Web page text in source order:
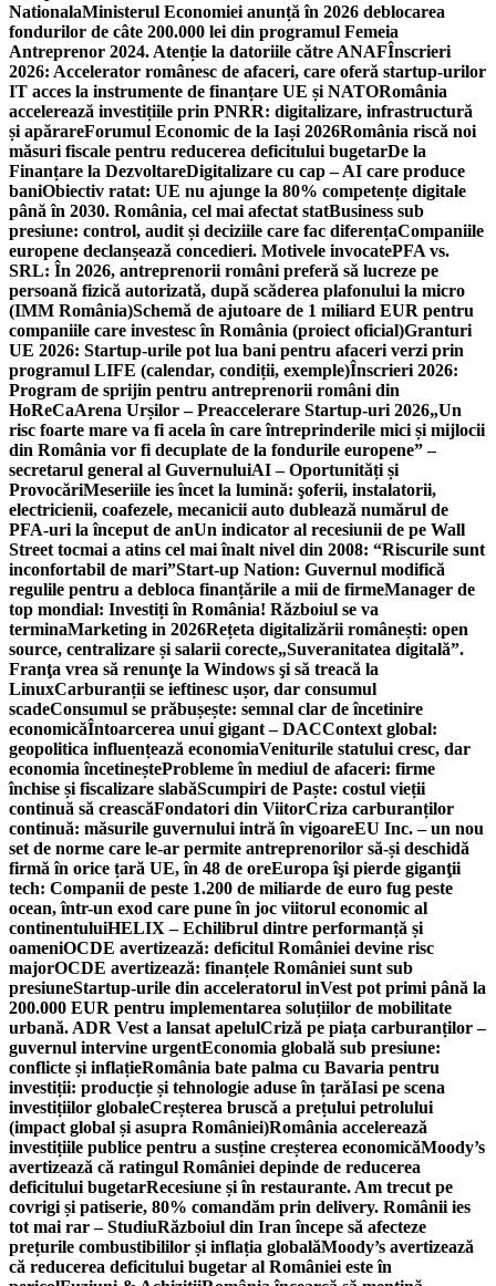
NationalaMinisterul Economiei anunță în 2026 deblocarea
fondurilor de câte 200.000 lei din programul Femeia
Antreprenor 2024. Atenție la datoriile către ANAFÎnscrieri
2026: Accelerator românesc de afaceri, care oferă startup-urilor
IT acces la instrumente de finanțare UE și NATORomânia
accelerează investițiile prin PNRR: digitalizare, infrastructură
și apărareForumul Economic de la Iași 2026România riscă noi
măsuri fiscale pentru reducerea deficitului bugetarDe la
Finanțare la DezvoltareDigitalizare cu cap – AI care produce
baniObiectiv ratat: UE nu ajunge la 80% competențe digitale
până în 2030. România, cel mai afectat statBusiness sub
presiune: control, audit și deciziile care fac diferențaCompaniile
europene declanșează concedieri. Motivele invocatePFA vs.
SRL: În 2026, antreprenorii români preferă să lucreze pe
persoană fizică autorizată, după scăderea plafonului la micro
(IMM România)Schemă de ajutoare de 1 miliard EUR pentru
companiile care investesc în România (proiect oficial)Granturi
UE 2026: Startup-urile pot lua bani pentru afaceri verzi prin
programul LIFE (calendar, condiții, exemple)Înscrieri 2026:
Program de sprijin pentru antreprenorii români din
HoReCaArena Urșilor – Preaccelerare Startup-uri 2026„Un
risc foarte mare va fi acela în care întreprinderile mici și mijlocii
din România vor fi decuplate de la fondurile europene” –
secretarul general al GuvernuluiAI – Oportunități și
ProvocăriMeseriile ies încet la lumină: şoferii, instalatorii,
electricienii, coafezele, mecanicii auto dublează numărul de
PFA-uri la început de anUn indicator al recesiunii de pe Wall
Street tocmai a atins cel mai înalt nivel din 2008: “Riscurile sunt
inconfortabil de mari”Start-up Nation: Guvernul modifică
regulile pentru a debloca finanțările a mii de firmeManager de
top mondial: Investiți în România! Războiul se va
terminaMarketing in 2026Rețeta digitalizării românești: open
source, centralizare și salarii corecte„Suveranitatea digitală”.
Franţa vrea să renunţe la Windows şi să treacă la
LinuxCarburanții se ieftinesc ușor, dar consumul
scadeConsumul se prăbușește: semnal clar de încetinire
economicăÎntoarcerea unui gigant – DACContext global:
geopolitica influențează economiaVeniturile statului cresc, dar
economia încetineșteProbleme în mediul de afaceri: firme
închise și fiscalizare slabăScumpiri de Paște: costul vieții
continuă să creascăFondatori din ViitorCriza carburanților
continuă: măsurile guvernului intră în vigoareEU Inc. – un nou
set de norme care le-ar permite antreprenorilor să-și deschidă
firmă în orice țară UE, în 48 de oreEuropa îşi pierde giganţii
tech: Companii de peste 1.200 de miliarde de euro fug peste
ocean, într-un exod care pune în joc viitorul economic al
continentuluiHELIX – Echilibrul dintre performanță și
oameniOCDE avertizează: deficitul României devine risc
majorOCDE avertizează: finanțele României sunt sub
presiuneStartup-urile din acceleratorul inVest pot primi până la
200.000 EUR pentru implementarea soluțiilor de mobilitate
urbană. ADR Vest a lansat apelulCriză pe piața carburanților –
guvernul intervine urgentEconomia globală sub presiune:
conflicte și inflațieRomânia bate palma cu Bavaria pentru
investiții: producție și tehnologie aduse în țarăIasi pe scena
investițiilor globaleCreșterea bruscă a prețului petrolului
(impact global și asupra României)România accelerează
investițiile publice pentru a susține creșterea economicăMoody’s
avertizează că ratingul României depinde de reducerea
deficitului bugetarRecesiune și în restaurante. Am trecut pe
covrigi și patiserie, 80% comandăm prin delivery. Românii ies
tot mai rar – StudiuRăzboiul din Iran începe să afecteze
prețurile combustibililor și inflația globalăMoody’s avertizează
că reducerea deficitului bugetar al României este în